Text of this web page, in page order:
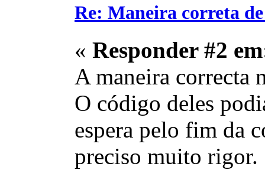
Re: Maneira correta
« Responder #2
A maneira correcta
O código deles
espera pelo fim da
preciso muito rigor.